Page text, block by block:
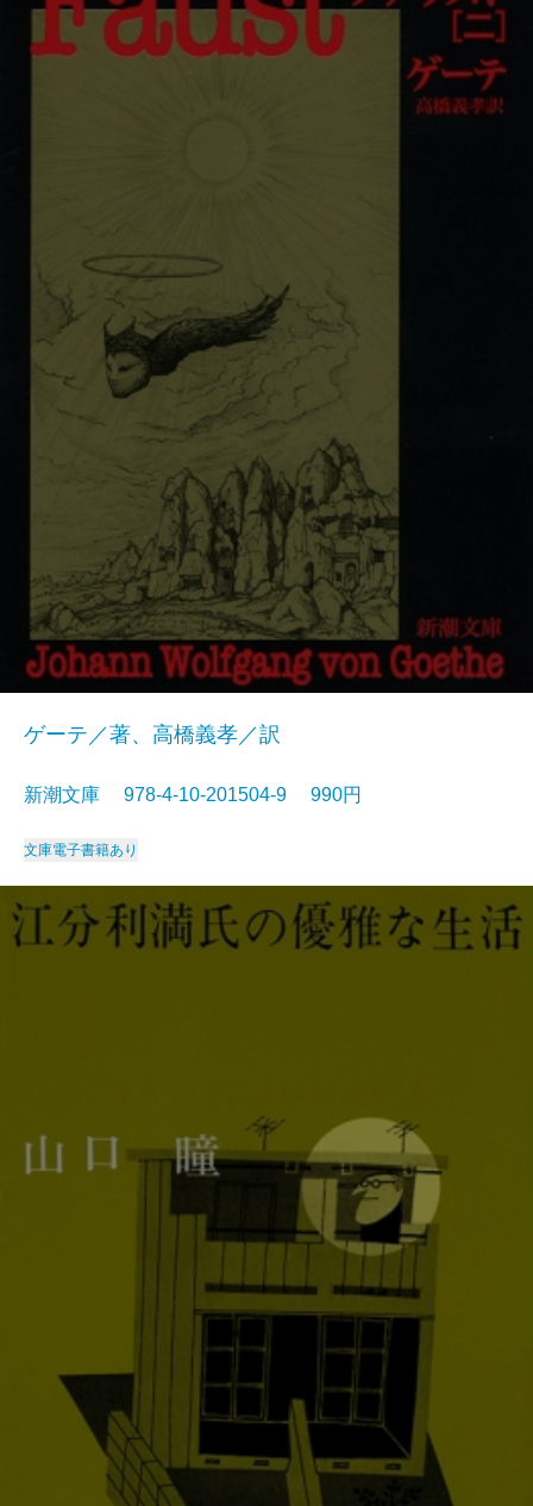
ゲーテ／著、高橋義孝／訳
新潮文庫 978-4-10-201504-9 990円
文庫電子書籍あり